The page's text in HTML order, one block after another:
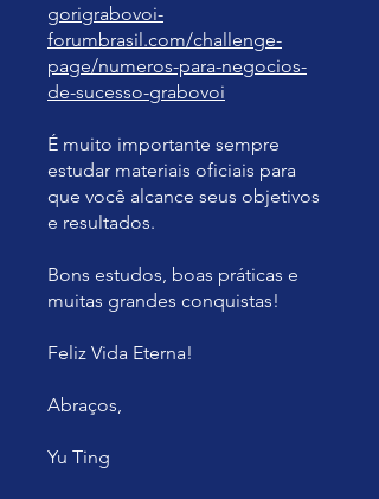
gorigrabovoi-
forumbrasil.com/challenge-
page/numeros-para-negocios-
de-sucesso-grabovoi
É muito importante sempre
estudar materiais oficiais para
que você alcance seus objetivos
e resultados.
Bons estudos, boas práticas e
muitas grandes conquistas!
Feliz Vida Eterna!
Abraços,
Yu Ting